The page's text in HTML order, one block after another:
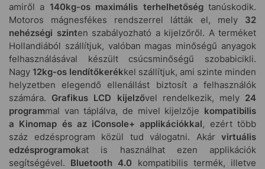
amiről a 140kg-os maximális terhelhetőségtanúskodik.
Motoros mágnesfékes rendszerrel látták el, mely 32
nehézségi szinten szabályozható a kijelzőről. A terméket
Hollandiából szállítjuk, valóban magas minőségű anyagok
felhasználásával készült csúcsminőségű szobabicikli.
Nagy 12kg-os lendítőkerékkel szállítjuk, ami szinte minden
helyzetben elegendő ellenállást biztosít a felhasználók
számára. Grafikus LCD kijelzővel rendelkezik, mely 24
programmal van táplálva, de mivel kijelzője kompatibilis
a Kinomap és az iConsole+ applikációkkal, ezért több
száz edzésprogram közül tud válogatni. Akár virtuális
edzésprogramokat is használhat ezen applikációk
segítségével. Bluetooth 4.0 kompatibilis termék, illetve